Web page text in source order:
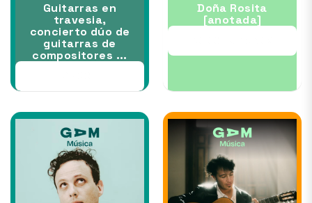
Guitarras en
travesia,
concierto dúo de
guitarras de
compositores ...
Doña Rosita
[anotada]